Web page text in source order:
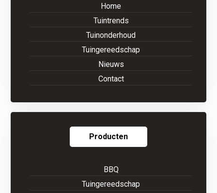
Home
Tuintrends
Tuinonderhoud
Tuingereedschap
Nieuws
Contact
Producten
BBQ
Tuingereedschap